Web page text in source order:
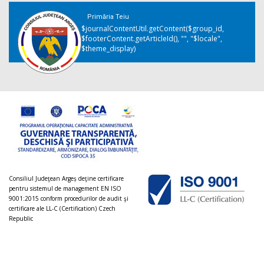
Primăria Teiu
$journalContentUtil.getContent($group_id,
$footerContent.getArticleId(), "", "$locale",
$theme_display)
Consiliul Judeţean Argeș deţine certificare
pentru sistemul de management EN ISO
9001:2015 conform procedurilor de audit şi
certificare ale LL-C (Certification) Czech
Republic